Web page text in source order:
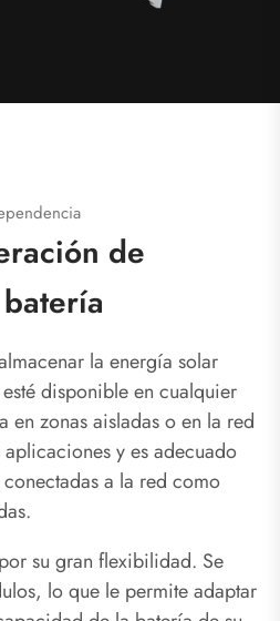
de
la energía solar
disponible en cualquier
en zonas aisladas o en la red
y es adecuado
a la red como
su gran flexibilidad. Se
lo que le permite adaptar